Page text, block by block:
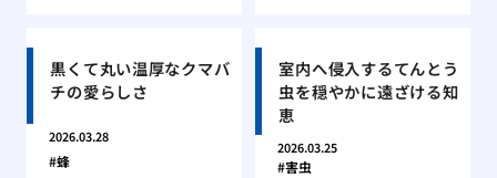
黒くて丸い温厚なクマバ
チの愛らしさ
2026.03.28
蜂
室内へ侵入するてんとう
虫を穏やかに遠ざける知
恵
2026.03.25
害虫